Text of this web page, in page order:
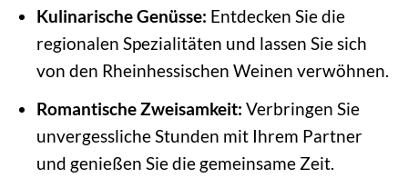
Kulinarische Genüsse: Entdecken Sie die
regionalen Spezialitäten und lassen Sie sich
von den Rheinhessischen Weinen verwöhnen.
Romantische Zweisamkeit: Verbringen Sie
unvergessliche Stunden mit Ihrem Partner
und genießen Sie die gemeinsame Zeit.